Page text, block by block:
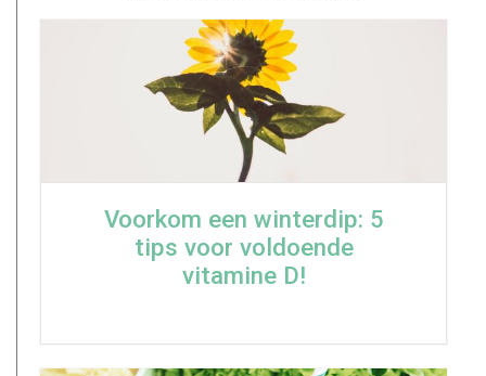
Voorkom een winterdip: 5
tips voor voldoende
vitamine D!